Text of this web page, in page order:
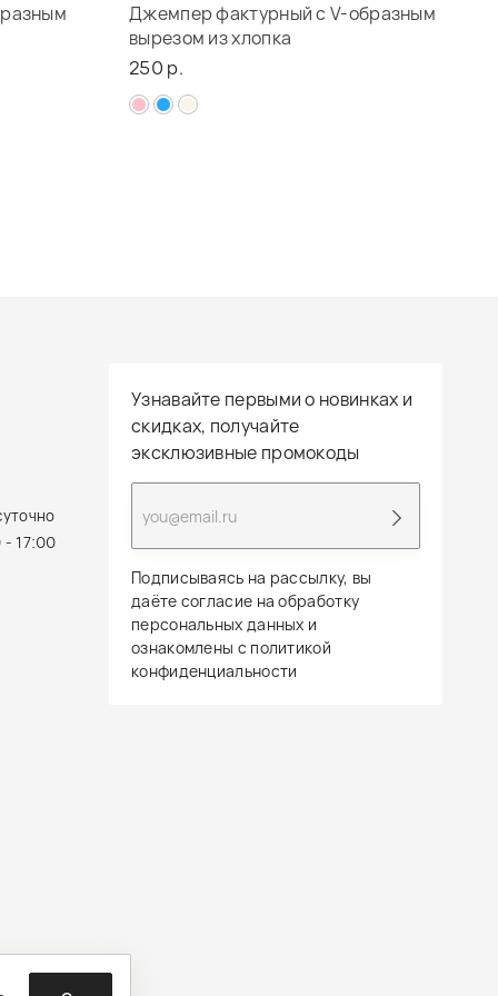
Джемпер фактурный с V-образным
вырезом из хлопка
250 р.
- 17:00
Узнавайте первыми о новинках и
скидках, получайте
эксклюзивные промокоды
Подписываясь на рассылку, вы
даёте согласие на обработку
персональных данных и
ознакомлены с политикой
конфиденциальности